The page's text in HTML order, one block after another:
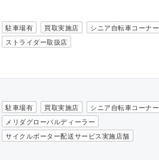
リユース取扱店
シェアサイクルステーション
駐車場有 買取実施店
シニア自転車コーナー
ストライダー取扱店
駐車場有 買取実施店
シニア自転車コーナー
メリダグローバルディーラー
サイクルポーター配送サービス実施店舗